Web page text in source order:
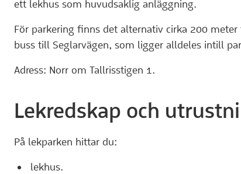
ett lekhus som huvudsaklig anläggning.
För parkering finns det alternativ cirka 200
buss till Seglarvägen, som ligger alldeles intill
Adress: Norr om Tallrisstigen 1.
Lekredskap och
På lekparken hittar du:
lekhus.